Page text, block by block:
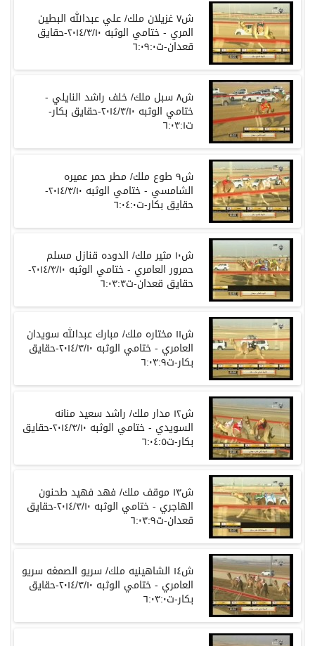
ش٧ غزيلان ملك/ علي عبدالله البطين
المري - ختامي الوثبه ٢٠١٤/٣/١٠-حقايق
قعدان-ت٦:٠٩:٠
ش٨ سبل ملك/ خلف راشد النايلي -
ختامي الوثبه ٢٠١٤/٣/١٠-حقايق بكار-
ت٦:٠٣:١
ش٩ طوع ملك/ مطر حمر عميره
الشامسي - ختامي الوثبه ٢٠١٤/٣/١٠-
حقايق بكار-ت٦:٠٤:٠
ش١٠ مثير ملك/ الدوده قنازل مسلم
حمرور العامري - ختامي الوثبه ٢٠١٤/٣/١٠-
حقايق قعدان-ت٦:٠٣:٣
ش١١ مختاره ملك/ مبارك عبدالله سويدان
العامري - ختامي الوثبه ٢٠١٤/٣/١٠-حقايق
بكار-ت٦:٠٣:٩
ش١٢ مدار ملك/ راشد سعيد منانه
السويدي - ختامي الوثبه ٢٠١٤/٣/١٠-حقايق
بكار-ت٦:٠٤:٥
ش١٣ موقف ملك/ فهد فهيد طحنون
الهاجري - ختامي الوثبه ٢٠١٤/٣/١٠-حقايق
قعدان-ت٦:٠٣:٩
ش١٤ الشاهينيه ملك/ سريو الصمغه سريو
العامري - ختامي الوثبه ٢٠١٤/٣/١٠-حقايق
بكار-ت٦:٠٣:٠